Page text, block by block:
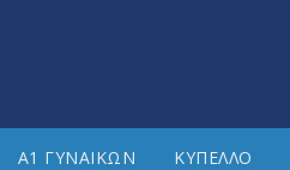
Α1 ΓΥΝΑΙΚΩΝ ΚΥΠΕΛΛΟ